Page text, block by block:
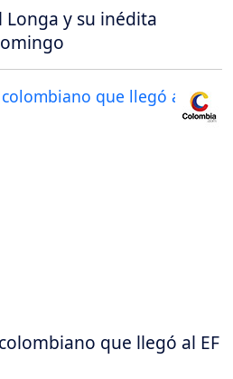
y su inédita
que llegó al EF